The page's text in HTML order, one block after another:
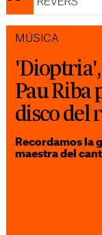
MÚSICA
Pau Riba
disco del
Recordamos la
maestra del